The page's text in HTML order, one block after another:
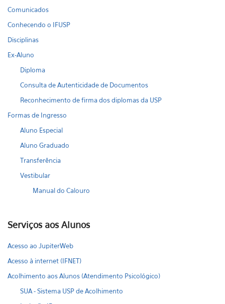
Comunicados
Conhecendo o IFUSP
Disciplinas
Ex-Aluno
Diploma
Consulta de Autenticidade de Documentos
Reconhecimento de firma dos diplomas da USP
Formas de Ingresso
Aluno Especial
Aluno Graduado
Transferência
Vestibular
Manual do Calouro
Serviços aos Alunos
Acesso ao JupiterWeb
Acesso à internet (IFNET)
Acolhimento aos Alunos (Atendimento Psicológico)
SUA - Sistema USP de Acolhimento